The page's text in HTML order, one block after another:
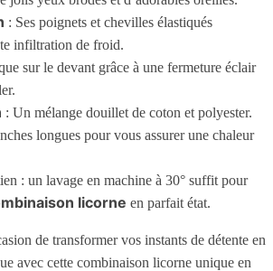
: Ses poignets et chevilles élastiqués
infiltration de froid.
sur le devant grâce à une fermeture éclair
: Un mélange douillet de coton et polyester.
longues pour vous assurer une chaleur
: un lavage en machine à 30° suffit pour
licorne en parfait état.
de transformer vos instants de détente en
avec cette combinaison licorne unique en